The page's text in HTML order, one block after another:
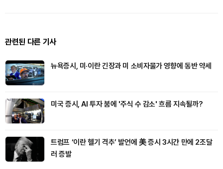
관련된 다른 기사
뉴욕증시, 미·이란 긴장과 미 소비자물가 영향에 동반 약세
미국 증시, AI 투자 붐에 '주식 수 감소' 흐름 지속될까?
트럼프 ‘이란 헬기 격추’ 발언에 美 증시 3시간 만에 2조달
러 증발